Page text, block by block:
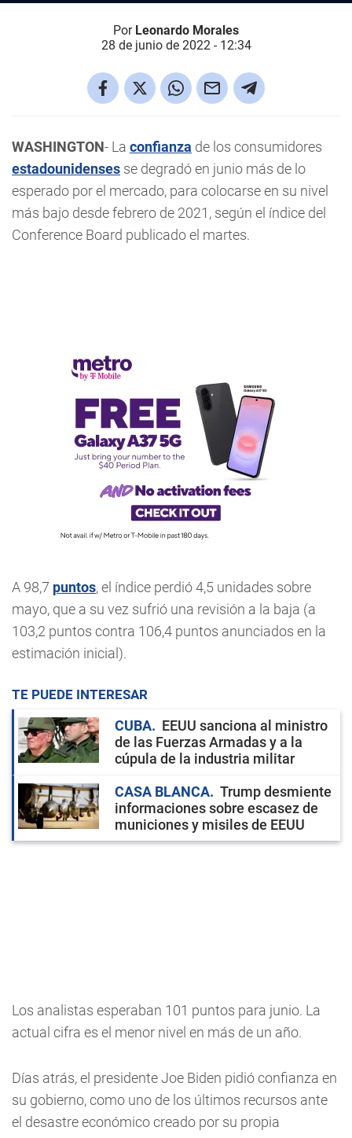
Por Leonardo Morales
28 de junio de 2022 - 12:34
WASHINGTON- La confianza de los consumidores
estadounidenses se degradó en junio más de lo
esperado por el mercado, para colocarse en su nivel
más bajo desde febrero de 2021, según el índice del
Conference Board publicado el martes.
A 98,7 puntos, el índice perdió 4,5 unidades sobre
mayo, que a su vez sufrió una revisión a la baja (a
103,2 puntos contra 106,4 puntos anunciados en la
estimación inicial).
TE PUEDE INTERESAR
CUBA
EEUU sanciona al ministro
de las Fuerzas Armadas y a la
cúpula de la industria militar
CASA BLANCA
Trump desmiente
informaciones sobre escasez de
municiones y misiles de EEUU
Los analistas esperaban 101 puntos para junio. La
actual cifra es el menor nivel en más de un año.
Días atrás, el presidente Joe Biden pidió confianza en
su gobierno, como uno de los últimos recursos ante
el desastre económico creado por su propia